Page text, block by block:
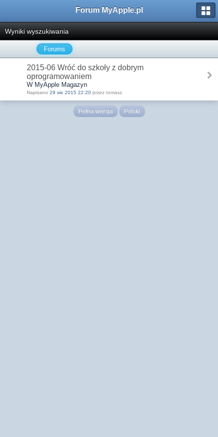
Forum MyApple.pl
Wyniki wyszukiwania
Forums
2015-06 Wróć do szkoły z dobrym
oprogramowaniem
W MyApple Magazyn
Napisano 29 sie 2015 22:20 przez tomasz
Pełna wersja Polski